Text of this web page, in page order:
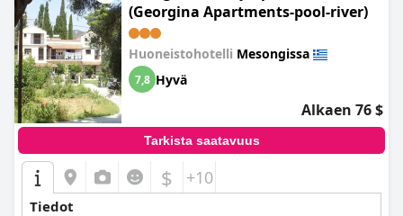
(Georgina Apartments-pool-river)
Huoneistohotelli Mesongissa
7,8 Hyvä
Alkaen 76 $
Tarkista saatavuus
$ +10
Tiedot